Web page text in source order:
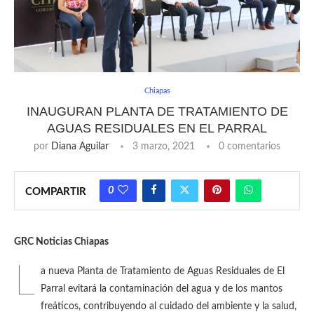
Chiapas
INAUGURAN PLANTA DE TRATAMIENTO DE
AGUAS RESIDUALES EN EL PARRAL
por Diana Aguilar 3 marzo, 2021 0 comentarios
COMPARTIR 0
GRC Noticias Chiapas
L
a nueva Planta de Tratamiento de Aguas Residuales de El
Parral evitará la contaminación del agua y de los mantos
freáticos, contribuyendo al cuidado del ambiente y la salud,